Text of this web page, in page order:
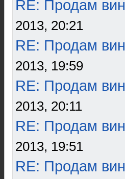
RE: Продам
2013, 20:21
RE: Продам
2013, 19:59
RE: Продам
2013, 20:11
RE: Продам
2013, 19:51
RE: Продам